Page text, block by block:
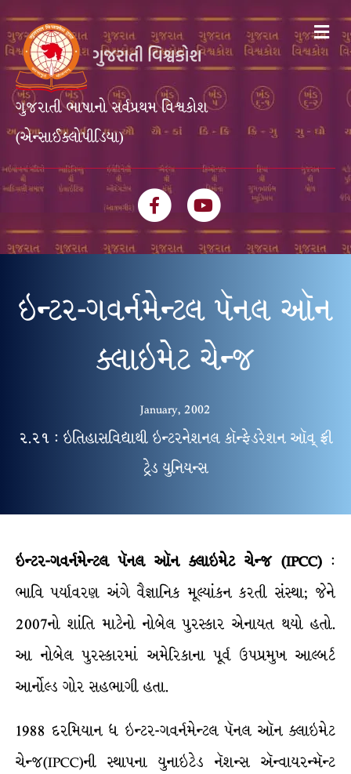
ગુજરાતી ભાષાનો સર્વપ્રથમ વિશ્વકોશ
(એન્સાઈક્લોપીડિયા)
FacebookYoutube
ઇન્ટર-ગવર્નમેન્ટલ પૅનલ ઑન
ક્લાઇમેટ ચેન્જ
January, 2002
૨.૨૧ : ઇતિહાસવિદ્યાથી ઇન્ટરનેશનલ કૉન્ફેડરેશન ઑવ્ ફ્રી
ટ્રેડ યુનિયન્સ
ઇન્ટર-ગવર્નમેન્ટલ પૅનલ ઑન ક્લાઇમેટ ચેન્જ (IPCC) :
ભાવિ પર્યાવરણ અંગે વૈજ્ઞાનિક મૂલ્યાંકન કરતી સંસ્થા; જેને
2007નો શાંતિ માટેનો નોબેલ પુરસ્કાર એનાયત થયો હતો.
આ નોબેલ પુરસ્કારમાં અમેરિકાના પૂર્વ ઉપપ્રમુખ આલ્બર્ટ
આર્નોલ્ડ ગોર સહભાગી હતા.
1988 દરમિયાન ધ ઇન્ટર-ગવર્નમેન્ટલ પૅનલ ઑન ક્લાઇમેટ
ચેન્જ(IPCC)ની સ્થાપના યુનાઇટેડ નૅશન્સ ઍન્વાયરન્મૅન્ટ